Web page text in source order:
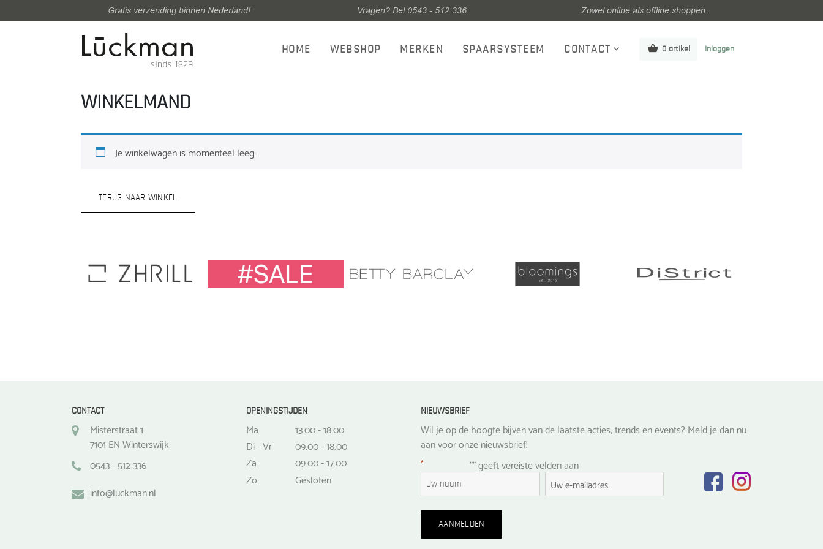
Gratis verzending binnen Nederland! Vragen? Bel 0543 - 512 336 Zowel online als offline shoppen.
HOME WEBSHOP MERKEN SPAARSYSTEEM CONTACT 0 artikel Inloggen
WINKELMAND
Je winkelwagen is momenteel leeg.
TERUG NAAR WINKEL
CONTACT
Misterstraat 1
7101 EN Winterswijk
0543 - 512 336
info@luckman.nl
OPENINGSTIJDEN
Ma
13.00 - 18.00
Di - Vr
09.00 - 18.00
Za
09.00 - 17.00
Zo
Gesloten
NIEUWSBRIEF
Wil je op de hoogte bijven van de laatste acties, trends en events? Meld je dan nu
aan voor onze nieuwsbrief!
"
* " geeft vereiste velden aan